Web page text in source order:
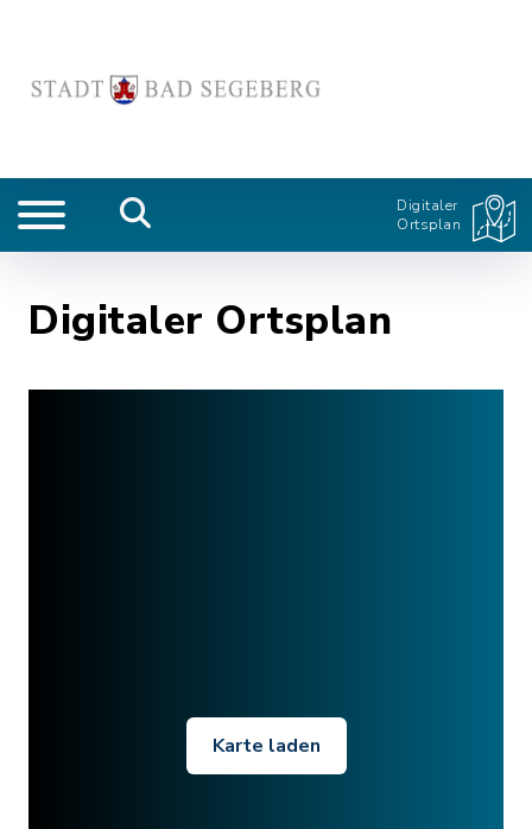
Digitaler
Ortsplan
Digitaler Ortsplan
Karte laden